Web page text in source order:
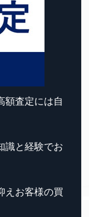
額査定には自
識と経験でお
えお客様の買